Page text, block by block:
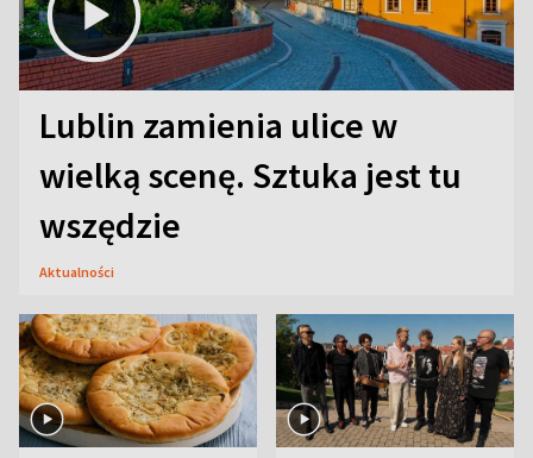
Lublin zamienia ulice w
wielką scenę. Sztuka jest tu
wszędzie
Aktualności